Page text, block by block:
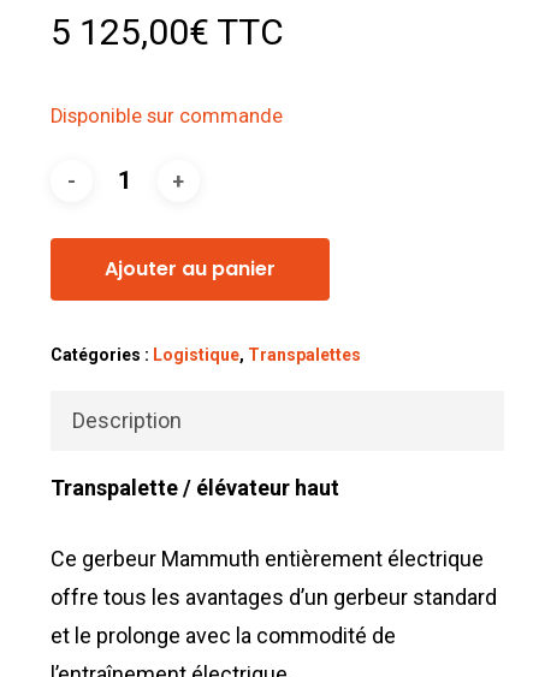
5 125,00€ TTC
Disponible sur commande
Ajouter au panier
Catégories : Logistique, Transpalettes
Description
Transpalette / élévateur haut
Ce gerbeur Mammuth entièrement électrique
offre tous les avantages d’un gerbeur standard
et le prolonge avec la commodité de